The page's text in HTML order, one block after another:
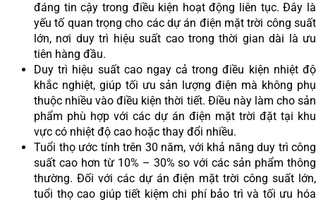
đáng tin cậy trong điều kiện hoạt động liên tục. Đây là
yếu tố quan trọng cho các dự án điện mặt trời công suất
lớn, nơi duy trì hiệu suất cao trong thời gian dài là ưu
tiên hàng đầu.
Duy trì hiệu suất cao ngay cả trong điều kiện nhiệt độ
khắc nghiệt, giúp tối ưu sản lượng điện mà không phụ
thuộc nhiều vào điều kiện thời tiết. Điều này làm cho sản
phẩm phù hợp với các dự án điện mặt trời đặt tại khu
vực có nhiệt độ cao hoặc thay đổi nhiều.
Tuổi thọ ước tính trên 30 năm, với khả năng duy trì công
suất cao hơn từ 10% – 30% so với các sản phẩm thông
thường. Đối với các dự án điện mặt trời công suất lớn,
tuổi thọ cao giúp tiết kiệm chi phí bảo trì và tối ưu hóa